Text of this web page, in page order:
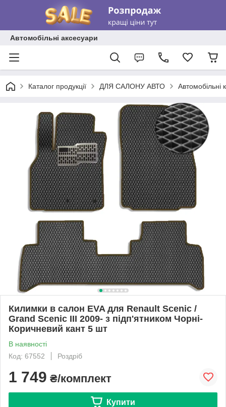
Автомобільні аксесуари
Каталог продукції ДЛЯ САЛОНУ АВТО Автомобільні
Килимки в салон EVA для Renault Scenic /
Grand Scenic III 2009- з підп'ятником Чорні-
Коричневий кант 5 шт
В наявності
Код: 67552
Роздріб
1 749 ₴/комплект
Купити